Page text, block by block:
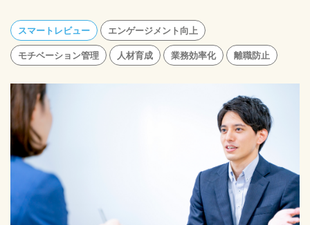
スマートレビュー
エンゲージメント向上
モチベーション管理
人材育成 業務効率化 離職防止